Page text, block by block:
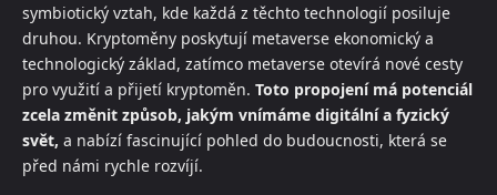
symbiotický vztah, kde každá z těchto technologií posiluje
druhou. Kryptoměny poskytují metaverse ekonomický a
technologický základ, zatímco metaverse otevírá nové cesty
pro využití a přijetí kryptoměn. Toto propojení má potenciál
zcela změnit způsob, jakým vnímáme digitální a fyzický
svět, a nabízí fascinující pohled do budoucnosti, která se
před námi rychle rozvíjí.